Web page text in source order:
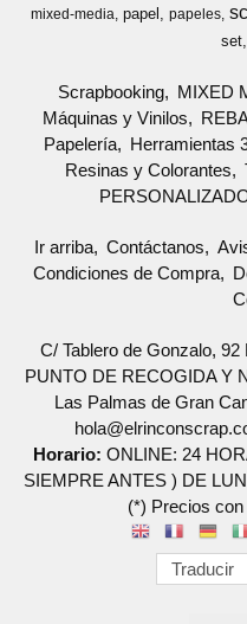
mixed-media papel papeles
set
Scrapbooking MIXED
Máquinas y Vinilos
Papelería
Herramientas
Resinas y Colorantes
Ir arriba Contáctanos
Condiciones de Compra
C/ Tablero de Gonzalo,
PUNTO DE RECOGIDA Y
Las Palmas de Gran
Horario: ONLINE: 24
SIEMPRE ANTES ) DE
(*) Precios